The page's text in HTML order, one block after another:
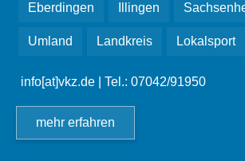
Eberdingen Illingen
Umland Landkreis Lokalsport
info[at]vkz.de | Tel.: 07042/91950
mehr erfahren